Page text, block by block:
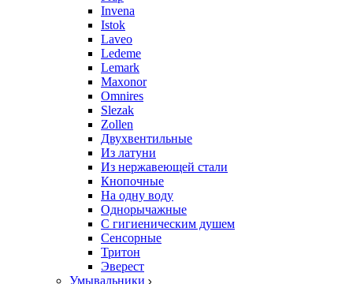
Invena
Istok
Laveo
Ledeme
Lemark
Maxonor
Omnires
Slezak
Zollen
Двухвентильные
Из латуни
Из нержавеющей стали
Кнопочные
На одну воду
Однорычажные
С гигиеническим душем
Сенсорные
Тритон
Эверест
Умывальники